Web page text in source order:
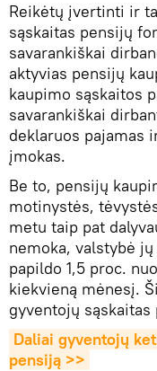
Reikėtų įvertinti ir
sąskaitas pensijų
savarankiškai
aktyvias pensijų
kaupimo sąskaitos
savarankiškai
deklaruos pajamas
įmokas.
Be to, pensijų
motinystės,
metu taip pat
nemoka, valstybė
papildo 1,5 proc.
kiekvieną mėnesį.
gyventojų
Daliai gyventojų
pensiją >>